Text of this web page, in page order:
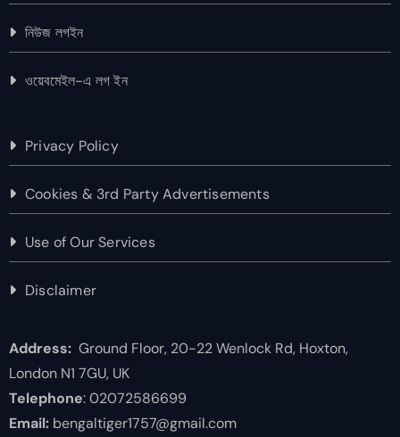
নিউজ লগইন
ওয়েবমেইল-এ লগ ইন
Privacy Policy
Cookies & 3rd Party Advertisements
Use of Our Services
Disclaimer
Address:Ground Floor, 20-22 Wenlock Rd, Hoxton,
London N1 7GU, UK
Telephone: 02072586699
Email:bengaltiger1757@gmail.com